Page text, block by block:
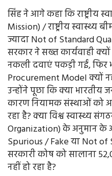
सिंह ने आगे कहा कि राष्ट्रीय
Mission) / राष्ट्रीय स्वास्थ्य
ज्यादा Not of Standard
सरकार ने सख्त कार्यवाही
नकली दवाएं पकड़ी गईं, फिर
Procurement Model क्यों
उन्होंने पूछा कि क्या भारतीय
कारण नियामक संस्थाओं को
रहा है? क्या विश्व स्वास्थ्य
Organization) के अनुमान के
Spurious / Fake या Not of
सरकारी कोष को सालाना
नहीं हो रहा है?